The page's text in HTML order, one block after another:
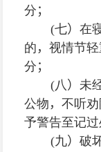
分 ；
(七） 在
的 ，视情节
分 ；
(八 ） 未
公物 ，不听
予警告至记
(九） 破